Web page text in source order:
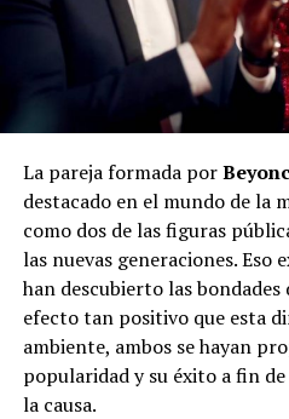
La pareja formada por
destacado en el mundo de la
como dos de las figuras
las nuevas generaciones. Eso
han descubierto las bondades
efecto tan positivo que esta
ambiente, ambos se hayan
popularidad y su éxito a fin
la causa.